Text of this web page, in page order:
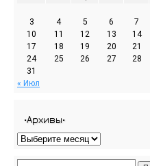
3
4 5 6 7
10
11 12 13 14
17
18 19 20 21
24
25 26 27 28
31
« Июл
•Архивы•